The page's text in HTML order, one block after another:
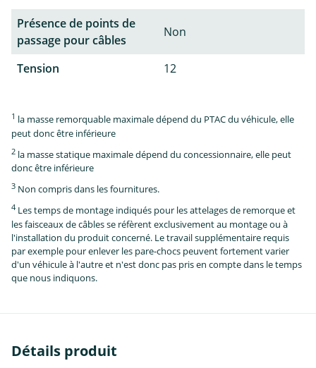
Présence de points de
passage pour câbles
Non
Tension 12
1 la masse remorquable maximale dépend du PTAC du véhicule, elle
peut donc être inférieure
2 la masse statique maximale dépend du concessionnaire, elle peut
donc être inférieure
3 Non compris dans les fournitures.
4 Les temps de montage indiqués pour les attelages de remorque et
les faisceaux de câbles se réfèrent exclusivement au montage ou à
l'installation du produit concerné. Le travail supplémentaire requis
par exemple pour enlever les pare-chocs peuvent fortement varier
d'un véhicule à l'autre et n'est donc pas pris en compte dans le temps
que nous indiquons.
Détails produit